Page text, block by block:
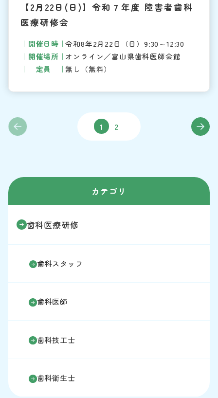
【2月22日(日)】令和７年度 障害者歯科
医療研修会
開催日時
令和8年2月22日（日）9:30～12:30
開催場所
オンライン／富山県歯科医師会館
定員
無し（無料）
1 2
カテゴリ
歯科医療研修
歯科スタッフ
歯科医師
歯科技工士
歯科衛生士